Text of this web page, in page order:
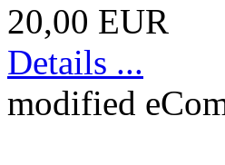
20,00 EUR
Details ...
modified